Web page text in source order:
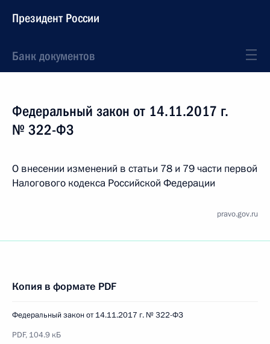
Президент России
Банк документов
Федеральный закон от 14.11.2017 г.
№ 322-ФЗ
О внесении изменений в статьи 78 и 79 части первой
Налогового кодекса Российской Федерации
pravo.gov.ru
Копия в формате PDF
Федеральный закон от 14.11.2017 г. № 322-ФЗ
PDF, 104.9 кБ